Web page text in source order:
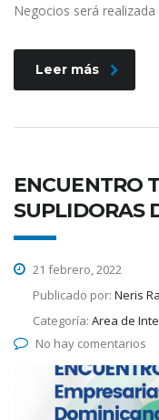
Negocios será
Leer más
ENCUENTRO
SUPLIDORAS
21 febrero, 2022
Publicado por: Neris
Categoría: Area de
No hay comentarios